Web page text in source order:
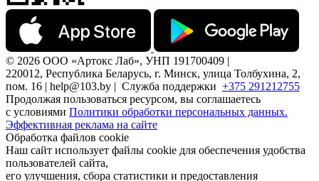
© 2026 ООО «Артокс Лаб», УНП 191700409 |
220012, Республика Беларусь, г. Минск, улица Толбухина, 2,
пом. 16 | help@103.by | Служба поддержки +375 291212755
Продолжая пользоваться ресурсом, вы соглашаетесь
с условиями Политики обработки персональных данных.
Эффективная реклама на сайте
Обработка файлов cookie
Наш сайт использует файлы cookie для обеспечения удобства
пользователей сайта,
его улучшения, сбора статистики и предоставления